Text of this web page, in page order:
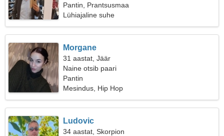
Pantin, Prantsusmaa
Lühiajaline suhe
Morgane
31 aastat, Jäär
Naine otsib paari
Pantin
Mesindus, Hip Hop
Ludovic
34 aastat, Skorpion